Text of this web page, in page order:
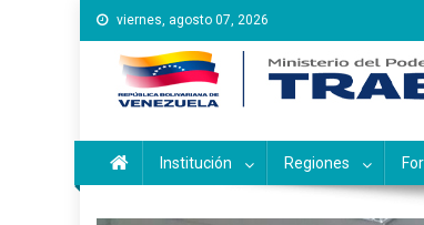
Saltar
al
contenido
viernes, agosto 07, 2026
Instituto Nacional
Inces
Institución Regiones